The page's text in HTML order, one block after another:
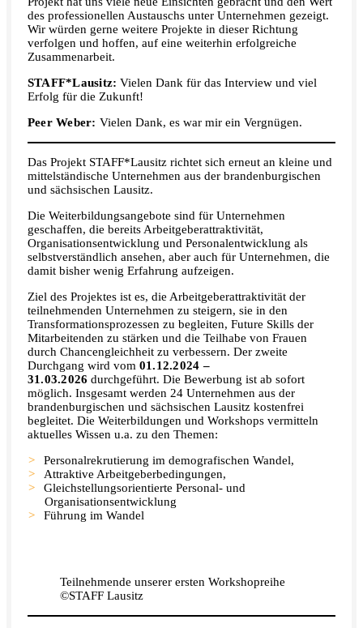
des professionellen Austauschs unter Unternehmen gezeigt.
Wir würden gerne weitere Projekte in dieser Richtung
verfolgen und hoffen, auf eine weiterhin erfolgreiche
Zusammenarbeit.
STAFF*Lausitz: Vielen Dank für das Interview und viel
Erfolg für die Zukunft!
Peer Weber: Vielen Dank, es war mir ein Vergnügen.
Das Projekt STAFF*Lausitz richtet sich erneut an kleine und
mittelständische Unternehmen aus der brandenburgischen
und sächsischen Lausitz.
Die Weiterbildungsangebote sind für Unternehmen
geschaffen, die bereits Arbeitgeberattraktivität,
Organisationsentwicklung und Personalentwicklung als
selbstverständlich ansehen, aber auch für Unternehmen, die
damit bisher wenig Erfahrung aufzeigen.
Ziel des Projektes ist es, die Arbeitgeberattraktivität der
teilnehmenden Unternehmen zu steigern, sie in den
Transformationsprozessen zu begleiten, Future Skills der
Mitarbeitenden zu stärken und die Teilhabe von Frauen
durch Chancengleichheit zu verbessern. Der zweite
Durchgang wird vom 01.12.2024 –
31.03.2026 durchgeführt. Die Bewerbung ist ab sofort
möglich. Insgesamt werden 24 Unternehmen aus der
brandenburgischen und sächsischen Lausitz kostenfrei
begleitet. Die Weiterbildungen und Workshops vermitteln
aktuelles Wissen u.a. zu den Themen:
Personalrekrutierung im demografischen Wandel,
Attraktive Arbeitgeberbedingungen,
Gleichstellungsorientierte Personal- und
Organisationsentwicklung
Führung im Wandel
Teilnehmende unserer ersten Workshopreihe
©STAFF Lausitz